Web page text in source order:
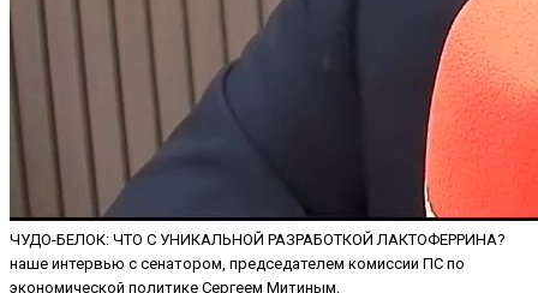
ЧУДО-БЕЛОК: ЧТО С УНИКАЛЬНОЙ РАЗРАБОТКОЙ ЛАКТОФЕРРИНА?
наше интервью с сенатором, председателем комиссии ПС по
экономической политике Сергеем Митиным.